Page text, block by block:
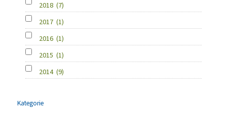
2018 (7)
2017 (1)
2016 (1)
2015 (1)
2014 (9)
Kategorie